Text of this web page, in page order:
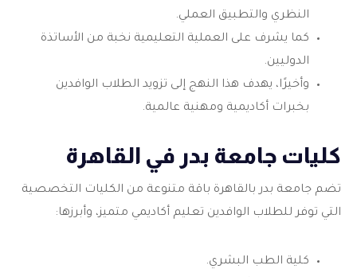
النظري والتطبيق العملي.
كما يشرف على العملية التعليمية نخبة من الأساتذة
الدوليين.
وأخيرًا، يهدف هذا النهج إلى تزويد الطلاب الوافدين
بخبرات أكاديمية ومهنية عالمية.
كليات جامعة بدر في القاهرة
تضم جامعة بدر بالقاهرة باقة متنوعة من الكليات التخصصية
التي توفر للطلاب الوافدين تعليم أكاديمي متميز، وأبرزها:
كلية الطب البشري.